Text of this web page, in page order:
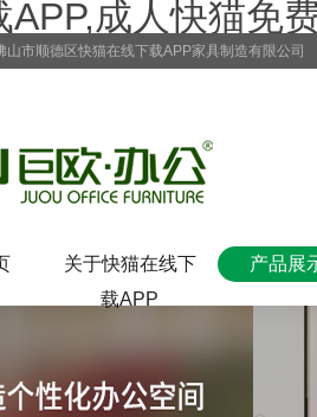
APP,成人快猫免
佛山市顺德区快猫在线下载APP家具制造有限公司
关于快猫在线下
载APP
产品展